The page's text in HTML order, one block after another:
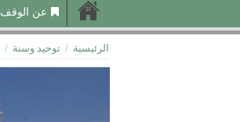
عن الوقف
الرئيسية / توحيد وسنة /